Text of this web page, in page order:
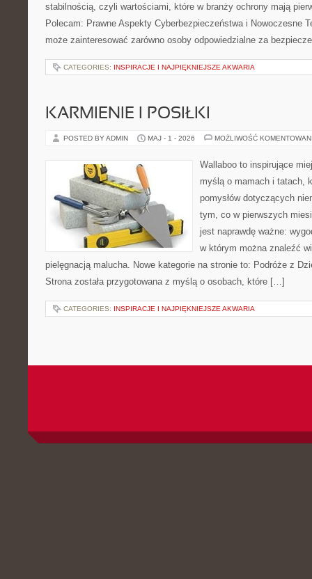
stabilnością, czyli wartościami, które w branży ochrony mają
Polecam: Prawne Aspekty Cyberbezpieczeństwa i Nowoczesne
może zainteresować zarówno osoby odpowiedzialne za
CATEGORIES: INSPIRACJE I NAJPIĘKNIEJSZE AKWARIA
KARMIENIE I POSIŁKI
POSTED BY ADMIN MAJ - 1 - 2026 MOŻLIWOŚĆ
Wallaboo to inspirujące
myślą o mamach i tatach,
pomysłów dotyczących
tym, co w pierwszych
jest naprawdę ważne:
w którym można znaleźć
pielęgnacją malucha. Nowe kategorie na stronie to: Podróże z
Strona została przygotowana z myślą o osobach, które […]
CATEGORIES: INSPIRACJE I NAJPIĘKNIEJSZE AKWARIA